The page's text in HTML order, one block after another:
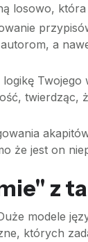
losowo,
a
twierdząc,
że jest on
z
modele
których